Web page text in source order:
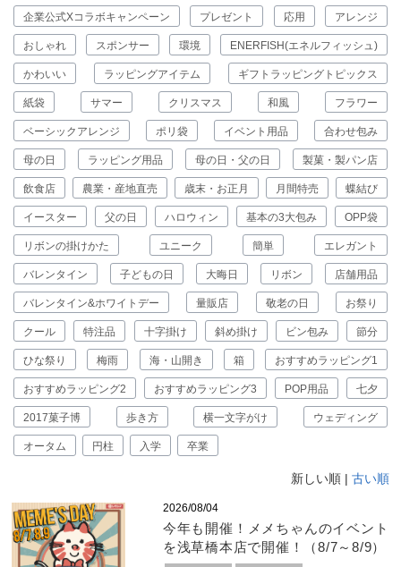
企業公式Xコラボキャンペーン プレゼント 応用 アレンジ
おしゃれ スポンサー 環境 ENERFISH(エネルフィッシュ)
かわいい ラッピングアイテム ギフトラッピングトピックス
紙袋 サマー クリスマス 和風 フラワー
ベーシックアレンジ ポリ袋 イベント用品 合わせ包み
母の日 ラッピング用品 母の日・父の日 製菓・製パン店
飲食店 農業・産地直売 歳末・お正月 月間特売 蝶結び
イースター 父の日 ハロウィン 基本の3大包み OPP袋
リボンの掛けかた ユニーク 簡単 エレガント
バレンタイン 子どもの日 大晦日 リボン 店舗用品
バレンタイン&ホワイトデー 量販店 敬老の日 お祭り
クール 特注品 十字掛け 斜め掛け ビン包み 節分
ひな祭り 梅雨 海・山開き 箱 おすすめラッピング1
おすすめラッピング2 おすすめラッピング3 POP用品 七夕
2017菓子博 歩き方 横一文字がけ ウェディング
オータム 円柱 入学 卒業
新しい順 | 古い順
2026/08/04
今年も開催！メメちゃんのイベント
を浅草橋本店で開催！（8/7～8/9）